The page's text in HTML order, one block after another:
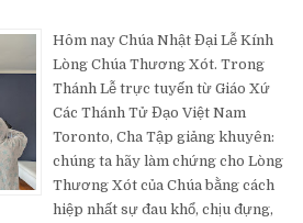
Hôm nay Chúa Nhật Đại Lễ Kính
Lòng Chúa Thương Xót. Trong
Thánh Lễ trực tuyến từ Giáo Xứ
Các Thánh Tử Đạo Việt Nam
Toronto, Cha Tập giảng khuyên:
chúng ta hãy làm chứng cho Lòng
Thương Xót của Chúa bằng cách
hiệp nhất sự đau khổ, chịu đựng,